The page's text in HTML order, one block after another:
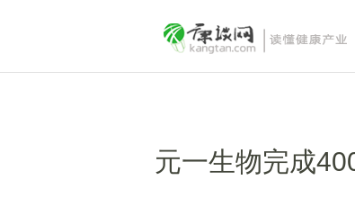
元一生物完成